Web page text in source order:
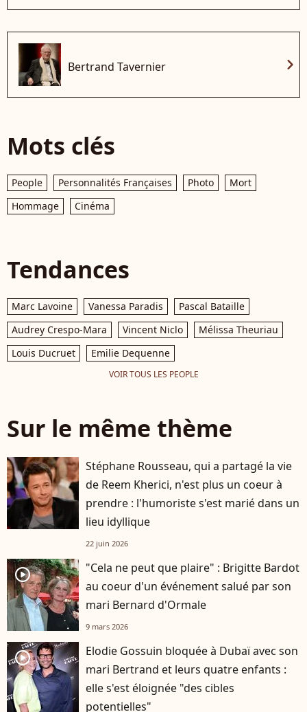
Bertrand Tavernier chevron_right
Mots clés
People Personnalités Françaises Photo
Mort
Hommage
Cinéma
Tendances
Marc Lavoine Vanessa Paradis
Pascal Bataille
Audrey Crespo-Mara
Vincent Niclo
Mélissa Theuriau
Louis Ducruet
Emilie Dequenne
VOIR TOUS LES PEOPLE
Sur le même thème
Stéphane Rousseau, qui a partagé la vie
de Reem Kherici, n'est plus un coeur à
prendre : l'humoriste s'est marié dans un
lieu idyllique
22 juin 2026
player2
"Cela ne peut que plaire" : Brigitte Bardot
au coeur d'un événement salué par son
mari Bernard d'Ormale
9 mars 2026
player2
Elodie Gossuin bloquée à Dubaï avec son
mari Bertrand et leurs quatre enfants :
elle s'est éloignée "des cibles
potentielles"